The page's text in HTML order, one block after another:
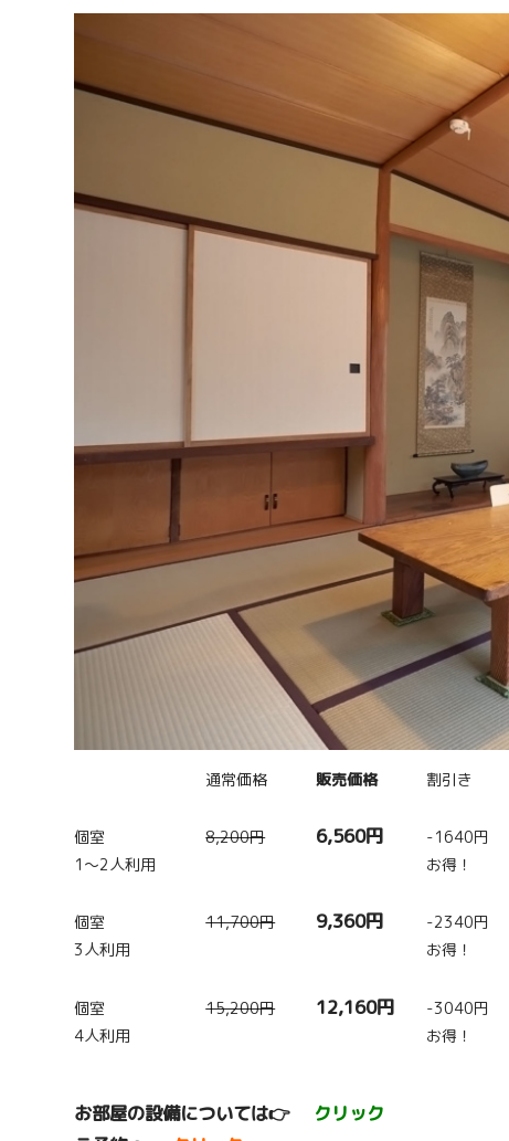
通常価格 販売価格 割引き
個室
1〜2人利用
8,200円 6,560円
-1640円
お得！
個室
3人利用
11,700円 9,360円
-2340円
お得！
個室
4人利用
15,200円 12,160円
-3040円
お得！
お部屋の設備については👉
クリック